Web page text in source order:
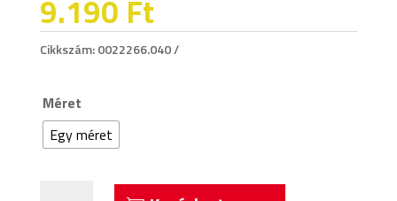
9.190 Ft
Cikkszám:0022266.040
Méret
Egy méret